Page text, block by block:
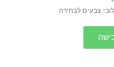
צבעים לבחירה